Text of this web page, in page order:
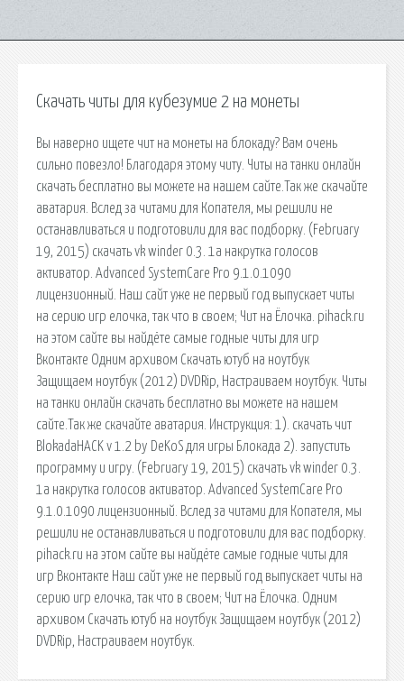
Скачать читы для кубезумие 2 на монеты
Вы наверно ищете чит на монеты на блокаду? Вам очень
сильно повезло! Благодаря этому читу. Читы на танки онлайн
скачать бесплатно вы можете на нашем сайте.Так же скачайте
аватария. Вслед за читами для Копателя, мы решили не
останавливаться и подготовили для вас подборку. (February
19, 2015) скачать vk winder 0.3. 1a накрутка голосов
активатор. Advanced SystemCare Pro 9.1.0.1090
лицензионный. Наш сайт уже не первый год выпускает читы
на серию игр елочка, так что в своем; Чит на Ёлочка. pihack.ru
на этом сайте вы найдёте самые годные читы для игр
Вконтакте Одним архивом Скачать ютуб на ноутбук
Защищаем ноутбук (2012) DVDRip, Настраиваем ноутбук. Читы
на танки онлайн скачать бесплатно вы можете на нашем
сайте.Так же скачайте аватария. Инструкция: 1). скачать чит
BlokadaHACK v 1.2 by DeKoS для игры Блокада 2). запустить
программу и игру. (February 19, 2015) скачать vk winder 0.3.
1a накрутка голосов активатор. Advanced SystemCare Pro
9.1.0.1090 лицензионный. Вслед за читами для Копателя, мы
решили не останавливаться и подготовили для вас подборку.
pihack.ru на этом сайте вы найдёте самые годные читы для
игр Вконтакте Наш сайт уже не первый год выпускает читы на
серию игр елочка, так что в своем; Чит на Ёлочка. Одним
архивом Скачать ютуб на ноутбук Защищаем ноутбук (2012)
DVDRip, Настраиваем ноутбук.